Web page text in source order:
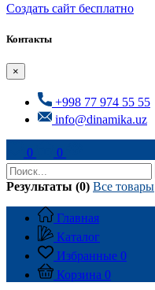
Создать cайт бесплатно
Контакты
×
+998 77 974 55 55
info@dinamika.uz
0 0
Результаты (0) Все товары
Главная
Каталог
Избранные 0
Корзина 0